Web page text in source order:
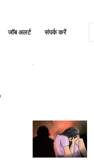
जॉब अलर्ट संपर्क करें